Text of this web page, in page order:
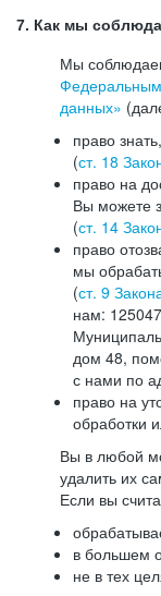
7. Как мы
Мы
данных»
право
(ст. 18
право на
Вы можете
(ст. 14
право
мы
(ст. 9
нам:
дом 48,
с нами по
право на
обработки
Вы в любой
удалить их
Если вы
в большем
не в тех